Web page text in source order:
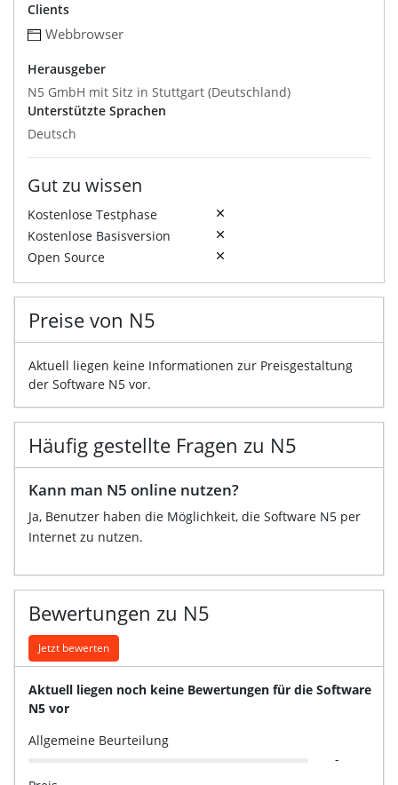
Clients
Webbrowser
Herausgeber
N5 GmbH mit Sitz in Stuttgart (Deutschland)
Unterstützte Sprachen
Deutsch
Gut zu wissen
Kostenlose Testphase
Kostenlose Basisversion
Open Source
Preise von N5
Aktuell liegen keine Informationen zur Preisgestaltung
der Software N5 vor.
Häufig gestellte Fragen zu N5
Kann man N5 online nutzen?
Ja, Benutzer haben die Möglichkeit, die Software N5 per
Internet zu nutzen.
Bewertungen zu N5
Jetzt bewerten
Aktuell liegen noch keine Bewertungen für die Software
N5 vor
Allgemeine Beurteilung
-